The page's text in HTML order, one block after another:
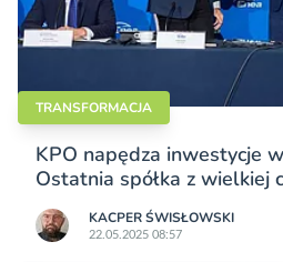
TRANSFORMACJA
KPO napędza inwestycje
Ostatnia spółka z wielkiej
KACPER ŚWISŁO­WSKI
22.05.2025 08:57